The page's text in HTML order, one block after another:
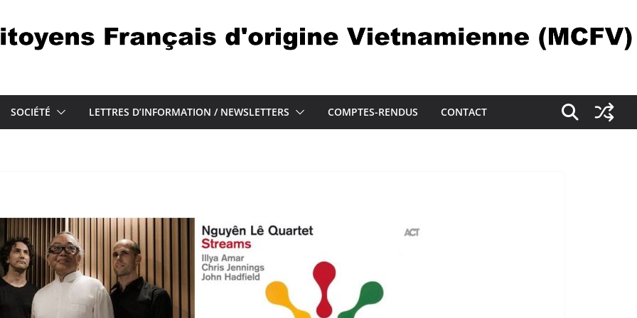
SOCIÉTÉ LETTRES D’INFORMATION / NEWSLETTERS COMPTES-RENDUS CONTACT